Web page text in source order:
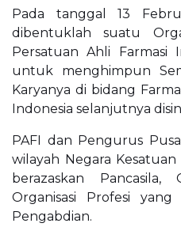
Pada tanggal 13
dibentuklah suatu
Persatuan Ahli Farmasi
untuk menghimpun
Karyanya di bidang
Indonesia selanjutnya
PAFI dan Pengurus
wilayah Negara
berazaskan Pancasila,
Organisasi Profesi
Pengabdian.